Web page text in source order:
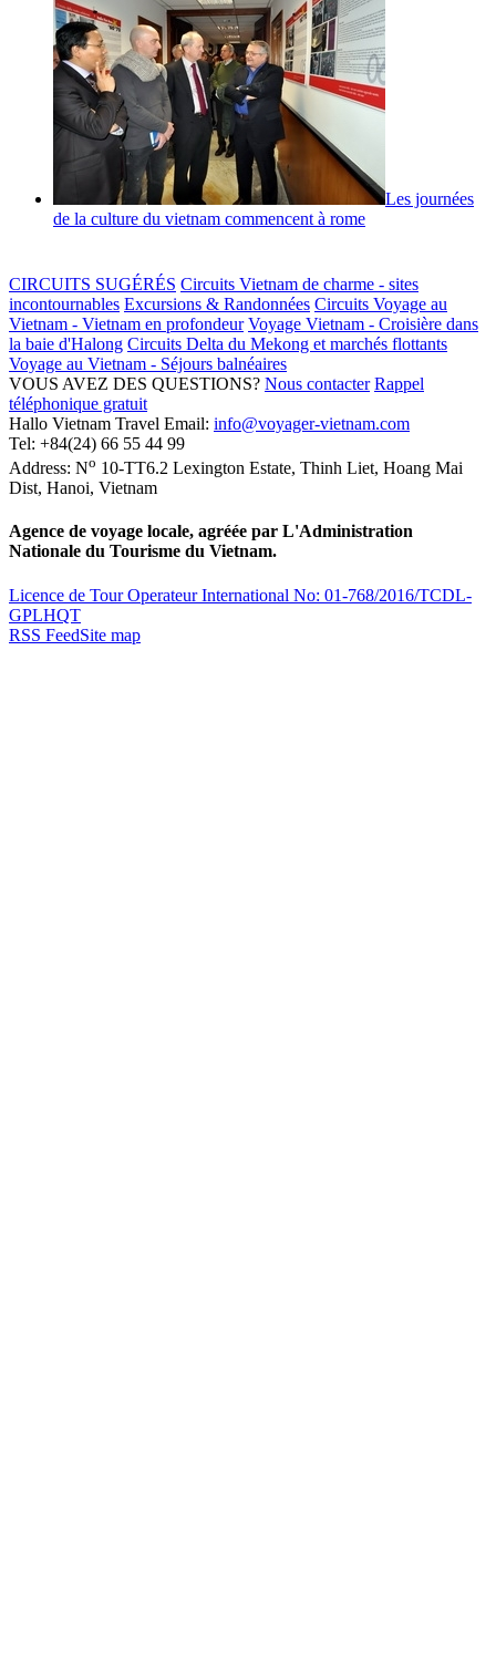
Les journées
de la culture du vietnam commencent à rome
CIRCUITS SUGÉRÉS Circuits Vietnam de charme - sites
incontournables Excursions & Randonnées Circuits Voyage au
Vietnam - Vietnam en profondeur Voyage Vietnam - Croisière dans
la baie d'Halong Circuits Delta du Mekong et marchés flottants
Voyage au Vietnam - Séjours balnéaires
VOUS AVEZ DES QUESTIONS? Nous contacter Rappel
téléphonique gratuit
Hallo Vietnam Travel Email: info@voyager-vietnam.com
Tel: +84(24) 66 55 44 99
Address: No 10-TT6.2 Lexington Estate, Thinh Liet, Hoang Mai
Dist, Hanoi, Vietnam
Agence de voyage locale, agréée par L'Administration
Nationale du Tourisme du Vietnam.
Licence de Tour Operateur International No: 01-768/2016/TCDL-
GPLHQT
RSS FeedSite map